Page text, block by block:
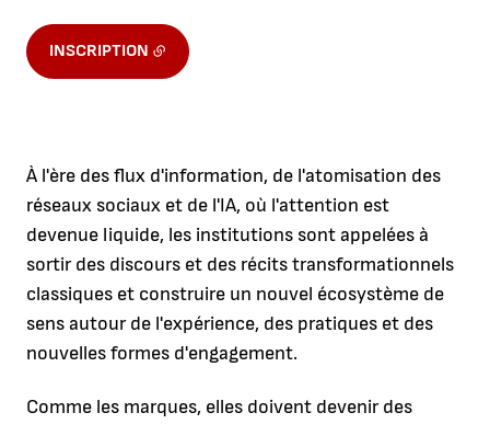
INSCRIPTION
À l'ère des flux d'information, de l'atomisation des
réseaux sociaux et de l'IA, où l'attention est
devenue liquide, les institutions sont appelées à
sortir des discours et des récits transformationnels
classiques et construire un nouvel écosystème de
sens autour de l'expérience, des pratiques et des
nouvelles formes d'engagement.
Comme les marques, elles doivent devenir des